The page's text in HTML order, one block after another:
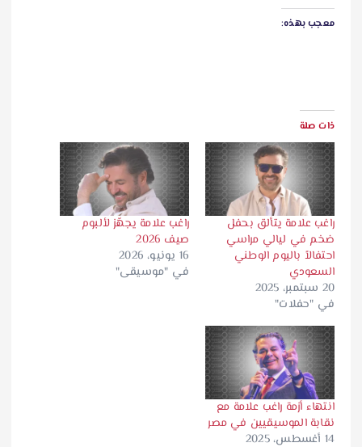
معجب بهذه:
ذات صلة
راغب علامة يتألق بحفل
ضخم في ليالي مراسي
احتفالاً باليوم الوطني
السعودي
20 سبتمبر، 2025
في "حفلات"
راغب علامة يجهّز لألبوم
صيف 2026
16 يونيو، 2026
في "موسيقى"
انتهاء أزمة راغب علامة مع
نقابة الموسيقيين في مصر
14 أغسطس، 2025